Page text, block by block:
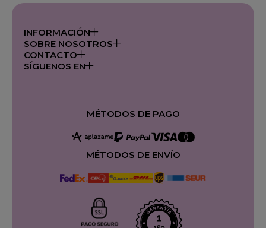
INFORMACIÓN
SOBRE NOSOTROS
CONTACTO
SÍGUENOS EN
MÉTODOS DE PAGO
MÉTODOS DE ENVÍO